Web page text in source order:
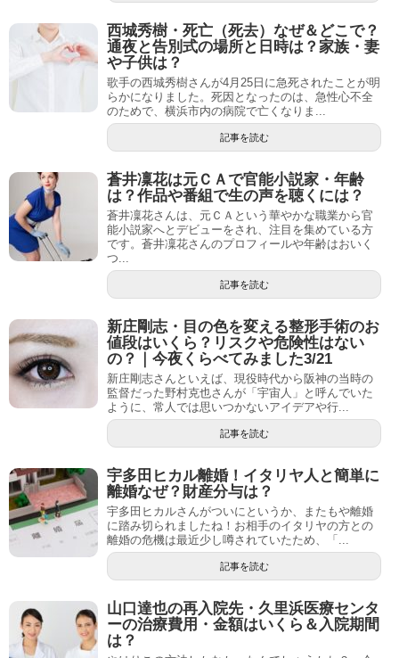
西城秀樹・死亡（死去）なぜ＆どこで？
通夜と告別式の場所と日時は？家族・妻
や子供は？
歌手の西城秀樹さんが4月25日に急死されたことが明
らかになりました。死因となったのは、急性心不全
のためで、横浜市内の病院で亡くなりま...
記事を読む
蒼井凜花は元ＣＡで官能小説家・年齢
は？作品や番組で生の声を聴くには？
蒼井凜花さんは、元ＣＡという華やかな職業から官
能小説家へとデビューをされ、注目を集めている方
です。蒼井凜花さんのプロフィールや年齢はおいく
つ...
記事を読む
新庄剛志・目の色を変える整形手術のお
値段はいくら？リスクや危険性はない
の？｜今夜くらべてみました3/21
新庄剛志さんといえば、現役時代から阪神の当時の
監督だった野村克也さんが「宇宙人」と呼んでいた
ように、常人では思いつかないアイデアや行...
記事を読む
宇多田ヒカル離婚！イタリヤ人と簡単に
離婚なぜ？財産分与は？
宇多田ヒカルさんがついにというか、またもや離婚
に踏み切られましたね！お相手のイタリヤの方との
離婚の危機は最近少し噂されていたため、「...
記事を読む
山口達也の再入院先・久里浜医療センタ
ーの治療費用・金額はいくら＆入院期間
は？